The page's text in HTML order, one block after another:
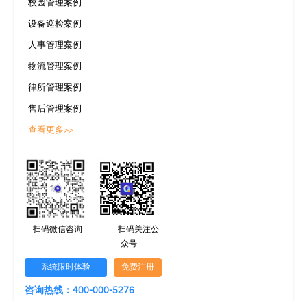
校园管理案例
设备巡检案例
人事管理案例
物流管理案例
律所管理案例
售后管理案例
查看更多>>
扫码微信咨询
扫码关注公
众号
系统限时体验 免费注册
咨询热线：400-000-5276